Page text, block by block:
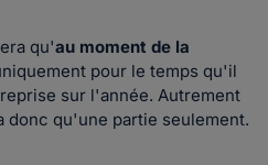
qu'au moment de la
pour le temps qu'il
sur l'année. Autrement
donc qu'une partie seulement.